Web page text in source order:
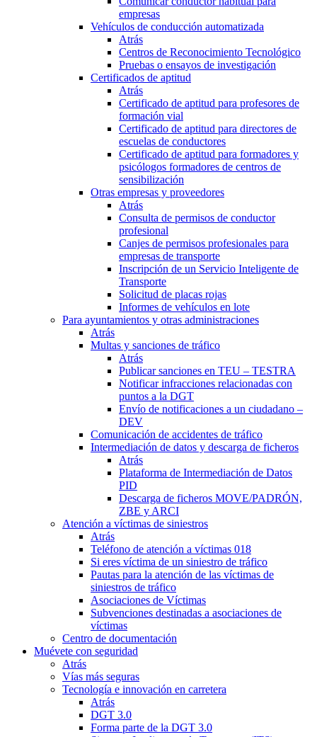
empresas
Vehículos de conducción automatizada
Atrás
Centros de Reconocimiento Tecnológico
Pruebas o ensayos de investigación
Certificados de aptitud
Atrás
Certificado de aptitud para profesores de
formación vial
Certificado de aptitud para directores de
escuelas de conductores
Certificado de aptitud para formadores y
psicólogos formadores de centros de
sensibilización
Otras empresas y proveedores
Atrás
Consulta de permisos de conductor
profesional
Canjes de permisos profesionales para
empresas de transporte
Inscripción de un Servicio Inteligente de
Transporte
Solicitud de placas rojas
Informes de vehículos en lote
Para ayuntamientos y otras administraciones
Atrás
Multas y sanciones de tráfico
Atrás
Publicar sanciones en TEU – TESTRA
Notificar infracciones relacionadas con
puntos a la DGT
Envío de notificaciones a un ciudadano –
DEV
Comunicación de accidentes de tráfico
Intermediación de datos y descarga de ficheros
Atrás
Plataforma de Intermediación de Datos
PID
Descarga de ficheros MOVE/PADRÓN,
ZBE y ARCI
Atención a víctimas de siniestros
Atrás
Teléfono de atención a víctimas 018
Si eres víctima de un siniestro de tráfico
Pautas para la atención de las víctimas de
siniestros de tráfico
Asociaciones de Víctimas
Subvenciones destinadas a asociaciones de
víctimas
Centro de documentación
Muévete con seguridad
Atrás
Vías más seguras
Tecnología e innovación en carretera
Atrás
DGT 3.0
Forma parte de la DGT 3.0